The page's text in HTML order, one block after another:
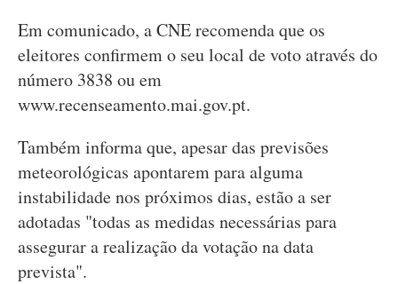
Em comunicado, a CNE recomenda que os
eleitores confirmem o seu local de voto através do
número 3838 ou em
www.recenseamento.mai.gov.pt.
Também informa que, apesar das previsões
meteorológicas apontarem para alguma
instabilidade nos próximos dias, estão a ser
adotadas "todas as medidas necessárias para
assegurar a realização da votação na data
prevista".